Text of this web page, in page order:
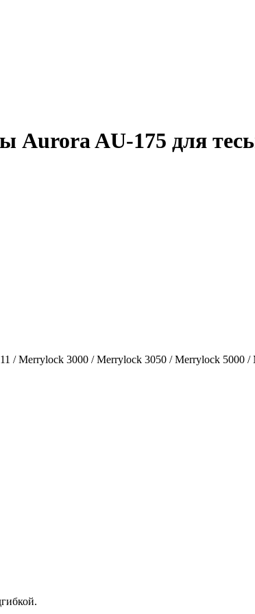
Aurora AU-175 для
/ Merrylock 3000 / Merrylock 3050 / Merrylock